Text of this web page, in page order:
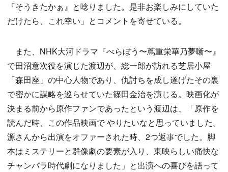
『そうきたかぁ』と唸りました。是非お楽しみにしていた
だけたら、これ幸い」とコメントを寄せている。
また、NHK大河ドラマ『べらぼう〜蔦重栄華乃夢噺〜』
で田沼意次役を演じた渡辺が、総一郎が訪れる芝居小屋
「森田座」の中心人物であり、仇討ちを成し遂げたその裏
で密かに謀略を巡らせていた篠田金治を演じる。映画化が
決まる前から原作ファンであったという渡辺は、「原作を
読んだ時、この作品映画で やりたいなと思っていました。
源さんから出演をオファーされた時、2つ返事でした。脚
本はミステリーと群像劇の要素が入り、東映らしい痛快な
チャンバラ時代劇になりました」と出演への喜びを語って